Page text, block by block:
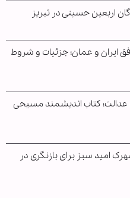
اربعین حسینی در تبریز
ایران و عمان؛ جزئیات و شروط
عدالت؛ کتاب اندیشمند مسیحی
امید سبز برای بازنگری در